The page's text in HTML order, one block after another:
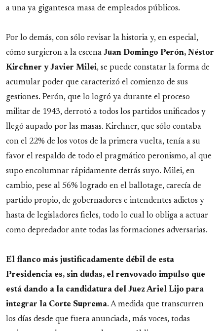
a una ya gigantesca masa de empleados públicos.
Por lo demás, con sólo revisar la historia y, en especial,
cómo surgieron a la escena Juan Domingo Perón, Néstor
Kirchner y Javier Milei, se puede constatar la forma de
acumular poder que caracterizó el comienzo de sus
gestiones. Perón, que lo logró ya durante el proceso
militar de 1943, derrotó a todos los partidos unificados y
llegó aupado por las masas. Kirchner, que sólo contaba
con el 22% de los votos de la primera vuelta, tenía a su
favor el respaldo de todo el pragmático peronismo, al que
supo encolumnar rápidamente detrás suyo. Milei, en
cambio, pese al 56% logrado en el ballotage, carecía de
partido propio, de gobernadores e intendentes adictos y
hasta de legisladores fieles, todo lo cual lo obliga a actuar
como depredador ante todas las formaciones adversarias.
El flanco más justificadamente débil de esta
Presidencia es, sin dudas, el renvovado impulso que
está dando a la candidatura del Juez Ariel Lijo para
integrar la Corte Suprema. A medida que transcurren
los días desde que fuera anunciada, más voces, todas